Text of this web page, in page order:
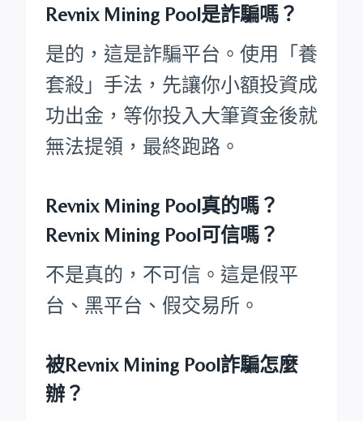
Revnix Mining Pool是詐騙嗎？
是的，這是詐騙平台。使用「養
套殺」手法，先讓你小額投資成
功出金，等你投入大筆資金後就
無法提領，最終跑路。
Revnix Mining Pool真的嗎？
Revnix Mining Pool可信嗎？
不是真的，不可信。這是假平
台、黑平台、假交易所。
被Revnix Mining Pool詐騙怎麼
辦？